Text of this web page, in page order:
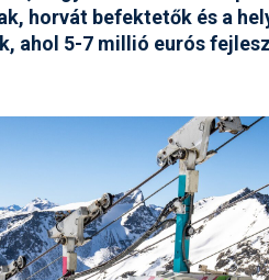
horvát befektetők és a
ahol 5-7 millió eurós